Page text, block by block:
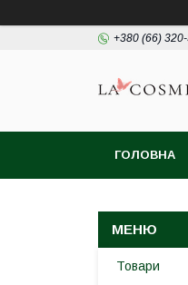
+380 (66)
ГОЛОВНА
Товари